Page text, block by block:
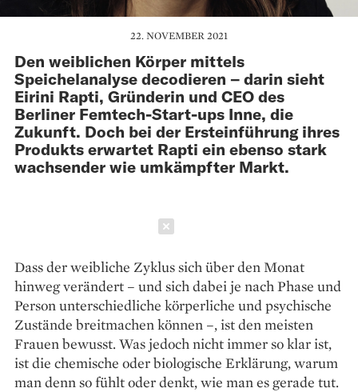
22. NOVEMBER 2021
Den weiblichen Körper mittels
Speichelanalyse decodieren – darin sieht
Eirini Rapti, Gründerin und CEO des
Berliner Femtech-Start-ups Inne, die
Zukunft. Doch bei der Ersteinführung ihres
Produkts erwartet Rapti ein ebenso stark
wachsender wie umkämpfter Markt.
Dass der weibliche Zyklus sich über den Monat
hinweg verändert – und sich dabei je nach Phase und
Person unterschiedliche körperliche und psychische
Zustände breit­machen können –, ist den meisten
Frauen bewusst. Was jedoch nicht immer so klar ist,
ist die chemische oder biologische Erklärung, warum
man denn so fühlt oder denkt, wie man es gerade tut.